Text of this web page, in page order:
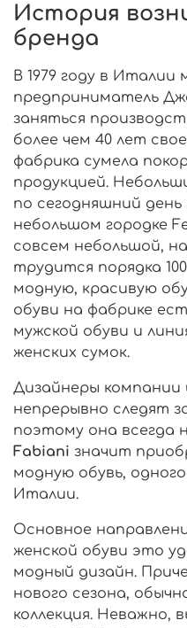
История
бренда
В 1979 году в Италии
предприниматель
заняться
более чем 40 лет
фабрика сумела
продукцией.
по сегодняшний день
небольшом городке
совсем небольшой,
трудится порядка
модную, красивую
обуви на фабрике
мужской обуви и
женских сумок.
Дизайнеры компании
непрерывно следят
поэтому она всегда
Fabiani значит
модную обувь,
Италии.
Основное
женской обуви это
модный дизайн.
нового сезона,
коллекция. Неважно,